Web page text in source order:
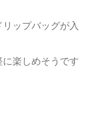
ップバッグが入
楽しめそうです